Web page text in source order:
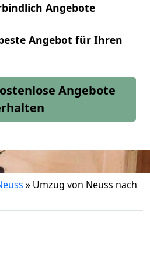
Angebote
Angebot für Ihren
Angebote
» Umzug von Neuss nach